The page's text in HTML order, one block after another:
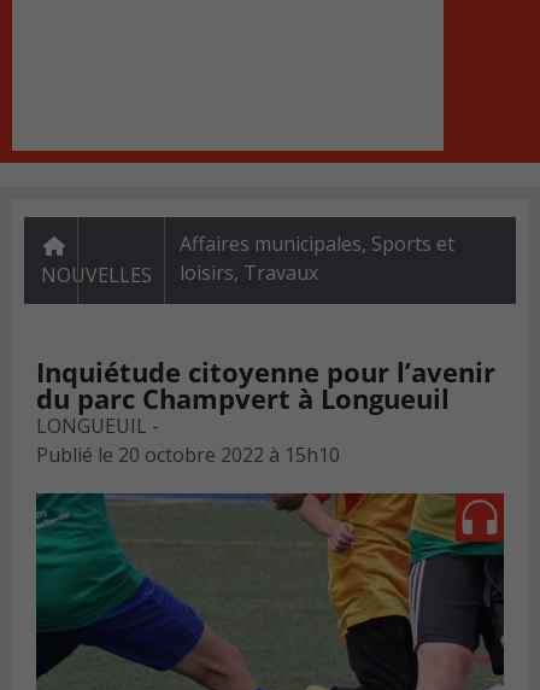
NOUVELLES
Affaires municipales, Sports et
loisirs, Travaux
Inquiétude citoyenne pour l’avenir
du parc Champvert à Longueuil
LONGUEUIL -
Publié le 20 octobre 2022 à 15h10